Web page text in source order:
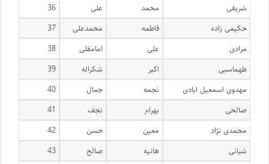
شریفی
محمد علی
36
حکیمی زاده
فاطمه محمدعلی
37
مرادی
علی امامقلی
38
طهماسبی
اکبر شکراله
39
مهدوی اسمعیل ابادی
نجمه جمال
40
صالحی
بهرام نجف
41
محمدی نژاد
معین حسن
42
شبانی
هانیه صالح
43